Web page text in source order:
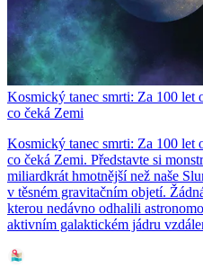
Kosmický tanec smrti: Za 100 let
co čeká Zemi
Kosmický tanec smrti: Za 100 let
co čeká Zemi. Představte si
miliardkrát hmotnější než naše
v těsném gravitačním objetí.
kterou nedávno odhalili
aktivním galaktickém jádru